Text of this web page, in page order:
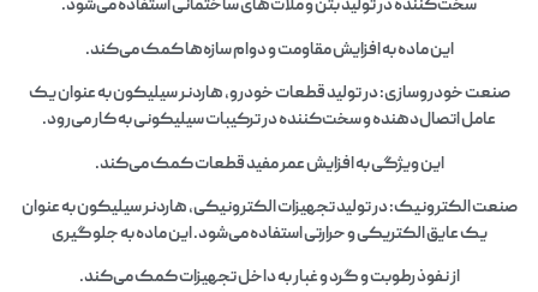
سخت‌کننده در تولید بتن و ملات‌های ساختمانی استفاده می‌شود.
این ماده به افزایش مقاومت و دوام سازه‌ها کمک می‌کند.
صنعت خودروسازی: در تولید قطعات خودرو، هاردنر سیلیکون به عنوان یک
عامل اتصال‌دهنده و سخت‌کننده در ترکیبات سیلیکونی به کار می‌رود.
این ویژگی به افزایش عمر مفید قطعات کمک می‌کند.
صنعت الکترونیک: در تولید تجهیزات الکترونیکی، هاردنر سیلیکون به عنوان
یک عایق الکتریکی و حرارتی استفاده می‌شود. این ماده به جلوگیری
از نفوذ رطوبت و گرد و غبار به داخل تجهیزات کمک می‌کند.